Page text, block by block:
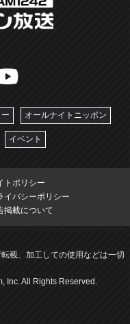
オールナイトニッポン
イベント
トポリシー
イバシーポリシー
掲載について
載、加工しての使用などは一切
Inc. All Rights Reserved.